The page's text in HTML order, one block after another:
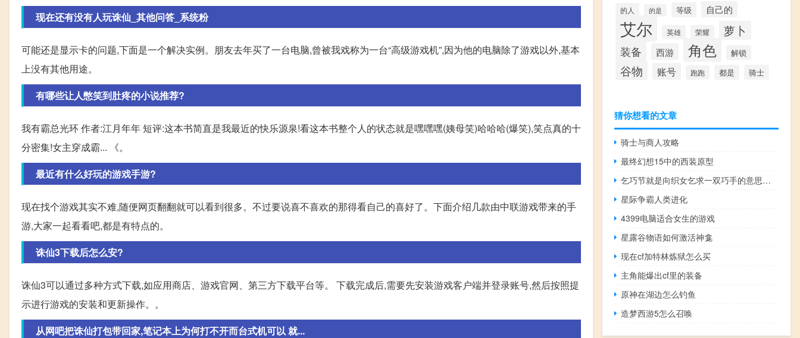
现在还有没有人玩诛仙_其他问答_系统粉
可能还是显示卡的问题,下面是一个解决实例。朋友去年买了一台电脑,曾被我戏称为一台“高级游戏机”,因为他的电脑除了游戏以外,基本
上没有其他用途。
有哪些让人憋笑到肚疼的小说推荐?
我有霸总光环 作者:江月年年 短评:这本书简直是我最近的快乐源泉!看这本书整个人的状态就是嘿嘿嘿(姨母笑)哈哈哈(爆笑),笑点真的十
分密集!女主穿成霸... 《。
最近有什么好玩的游戏手游?
现在找个游戏其实不难,随便网页翻翻就可以看到很多。不过要说喜不喜欢的那得看自己的喜好了。下面介绍几款由中联游戏带来的手
游,大家一起看看吧,都是有特点的。
诛仙3下载后怎么安?
诛仙3可以通过多种方式下载,如应用商店、游戏官网、第三方下载平台等。 下载完成后,需要先安装游戏客户端并登录账号,然后按照提
示进行游戏的安装和更新操作。。
从网吧把诛仙打包带回家,笔记本上为何打不开而台式机可以 就...
的人 的是 等级 自己的
艾尔 英雄 荣耀
萝卜
装备
西游 角色 解锁
谷物 账号 跑跑 都是 骑士
猜你想看的文章
骑士与商人攻略
最终幻想15中的西装原型
乞巧节就是向织女乞求一双巧手的意思（乞巧节）
星际争霸人类进化
4399电脑适合女生的游戏
星露谷物语如何激活神龛
现在cf加特林炼狱怎么买
主角能爆出cf里的装备
原神在湖边怎么钓鱼
造梦西游5怎么召唤